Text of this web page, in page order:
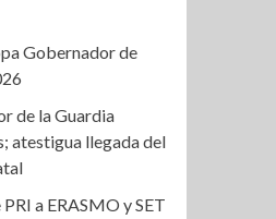
Gobernador de
de la Guardia
atestigua llegada del
a ERASMO y SET